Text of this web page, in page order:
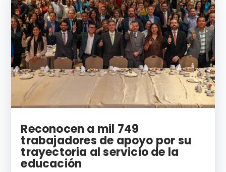
Reconocen a mil 749
trabajadores de apoyo por su
trayectoria al servicio de la
educación